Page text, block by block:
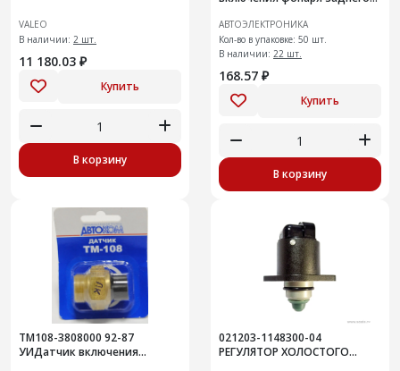
VALEO
В наличии: 2 шт.
11 180.03 ₽
Купить
В корзину
АВТОЭЛЕКТРОНИКА
Кол-во в упаковке: 50 шт.
В наличии: 22 шт.
168.57 ₽
Купить
В корзину
ТМ108-3808000 92-87
УИДатчик включения
021203-1148300-04
РЕГУЛЯТОР ХОЛОСТОГО